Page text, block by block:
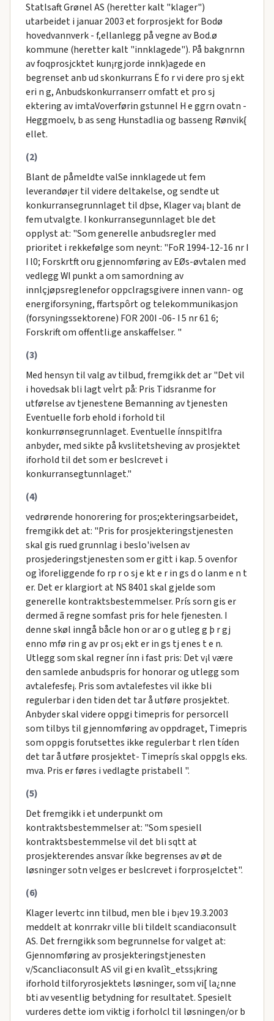
Statlsaft Grønel AS (heretter kalt "klager")
utarbeidet i januar 2003 et forprosjekt for Bodø
hovedvannverk - f,ellanlegg på vegne av Bod.ø
kommune (heretter kalt "innklagede"). På bakgnrnn
av foqprosjcktet kun¡rgjorde innk)agede en
begrenset anb ud skonkurrans Ë fo r vi dere pro sj ekt
eri n g, Anbudskonkurranserr omfatt et pro sj
ektering av imtaVoverførin gstunnel H e ggrn ovatn -
Heggmoelv, b as seng Hunstadlia og basseng Rønvik{
ellet.
(2)
Blant de påmeldte valSe innklagede ut fem
leverandø¡er til videre deltakelse, og sendte ut
konkurransegrunnlaget til dþse, Klager va¡ blant de
fem utvalgte. I konkurransegunnlaget ble det
opplyst at: "Som generelle anbudsregler med
prioritet i rekkefølge som neynt: "FoR 1994-12-16 nr I
I l0; Forskrtft oru gjennomføring av EØs-øvtalen med
vedlegg WI punkt a om samordning av
innlçjøpsreglenefor oppclragsgivere innen vann- og
energiforsyning, ffartspôrt og telekommunikasjon
(forsyningssektorene) FOR 200I -06- I 5 nr 61 6;
Forskrift om offentli.ge anskaffelser. "
(3)
Med hensyn til valg av tilbud, fremgikk det ar "Det vil
i hovedsak bli lagt veÌrt på: Pris Tidsranme for
utførelse av tjenestene Bemanning av tjenesten
Eventuelle forb ehold i forhold til
konkurrønsegrunnlaget. Eventuelle ínnspitlfra
anbyder, med sikte på kvslitetsheving av prosjektet
iforhold til det som er beslcrevet i
konkurransegtunnlaget."
(4)
vedrørende honorering for pros;ekteringsarbeidet,
fremgikk det at: "Pris for prosjekteringstjenesten
skal gis rued grunnlag i beslo'ivelsen av
prosjederingstjenesten som er gitt i kap. 5 ovenfor
og ìforeliggende fo rp r o sj e kt e r in gs d o lanm e n t
er. Det er klargiort at NS 8401 skal gjelde som
generelle kontraktsbestemmelser. Prís sorn gis er
dermed ã regne somfast pris for hele fjenesten. I
denne skøl inngå båcle hon or ar o g utleg g þ r gj
enno mfø rin g av pr os¡ ekt er in gs tj enes t e n.
Utlegg som skal regner ínn i fast pris: Det v¡l være
den samlede anbudspris for honorar og utlegg som
avtalefesfe¡. Pris som avtalefestes vil ikke bli
regulerbar i den tiden det tar å utføre prosjektet.
Anbyder skal videre oppgi timepris for persorcell
som tilbys til gjennomføring av oppdraget, Timepris
som oppgis forutsettes ikke regulerbar t rlen tíden
det tar å utføre prosjektet- Timeprís skal oppgls eks.
mva. Pris er føres i vedlagte pristabell ".
(5)
Det fremgikk i et underpunkt om
kontraktsbestemmelser at: "Som spesiell
kontraktsbestemmelse vil det bli sqtt at
prosjekterendes ansvar íkke begrenses av øt de
løsninger sotn velges er beslcrevet i forpros¡elctet".
(6)
Klager levertc inn tilbud, men ble i b¡ev 19.3.2003
meddelt at konrrakr ville bli tildelt scandiaconsult
AS. Det frerngikk som begrunnelse for valget at:
Gjennomføring av prosjekteringstjenesten
v/Scancliaconsult AS vil gi en kvalìt_etss¡kring
iforhold tilforyrosjektets løsninger, som vi[ la¿nne
bti av vesentlig betydning for resultatet. Spesielt
vurderes dette iom viktig i forholcl til løsningen/or b